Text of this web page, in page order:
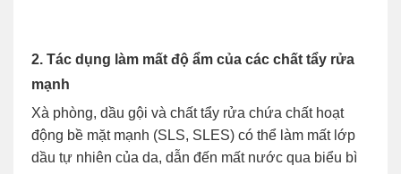
2. Tác dụng làm mất độ ẩm của các chất tẩy rửa
mạnh
Xà phòng, dầu gội và chất tẩy rửa chứa chất hoạt
động bề mặt mạnh (SLS, SLES) có thể làm mất lớp
dầu tự nhiên của da, dẫn đến mất nước qua biểu bì